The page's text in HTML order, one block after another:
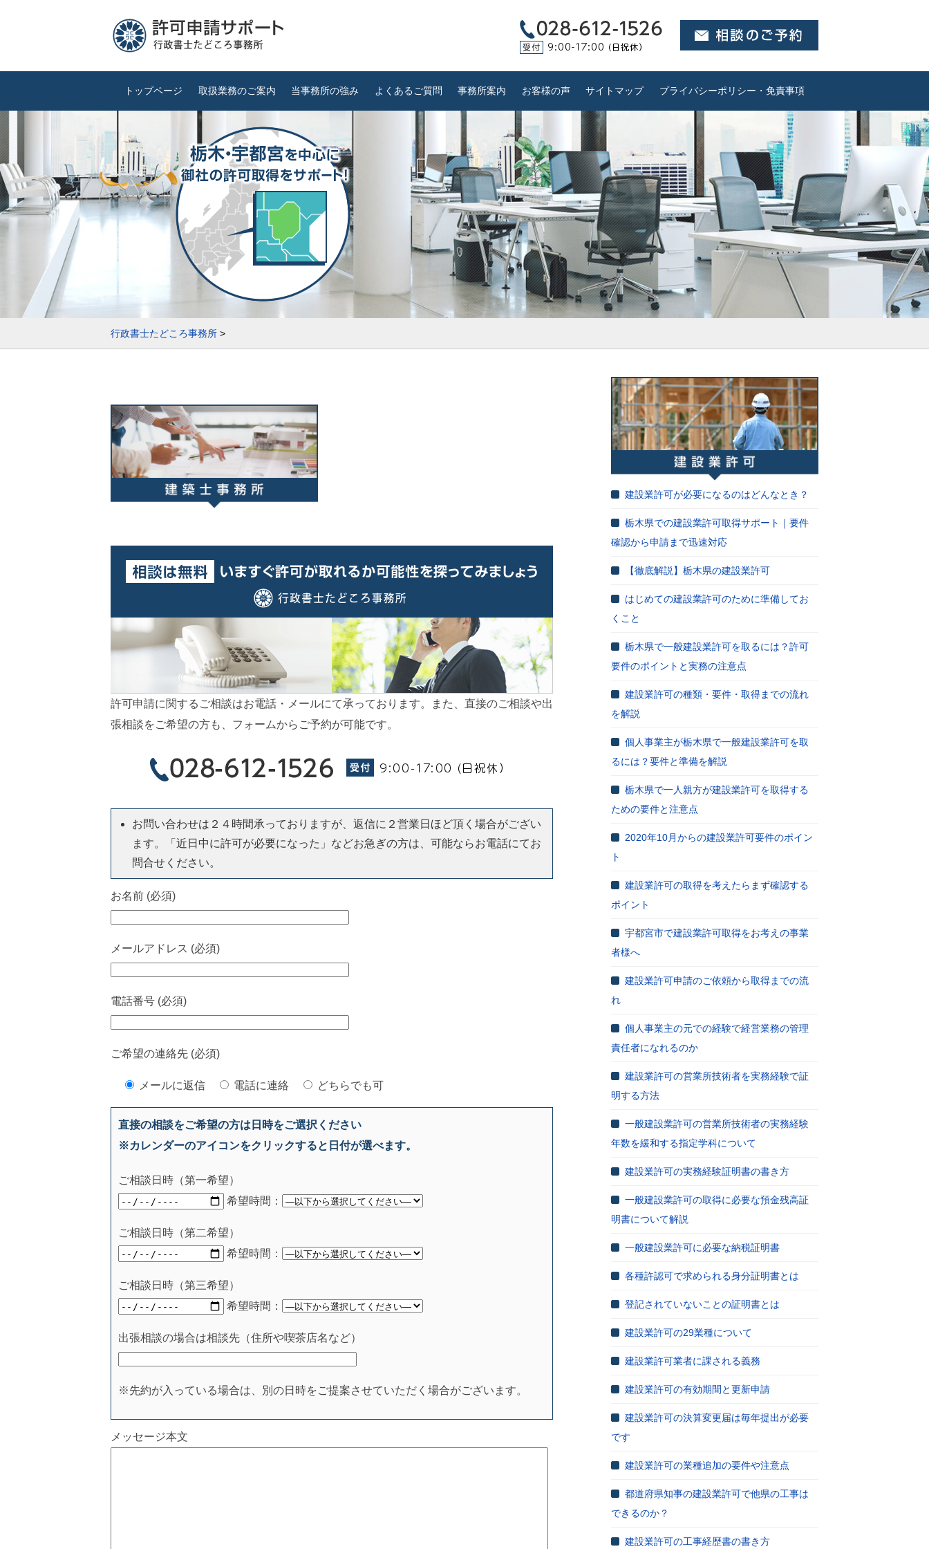
トップページ 取扱業務のご案内 当事務所の強み よくあるご質問 事務所案内 お客様の声 サイトマップ プライバシーポリシー・免責事項
行政書士たどころ事務所 >
許可申請に関するご相談はお電話・メールにて承っております。また、直接のご相談や出
張相談をご希望の方も、フォームからご予約が可能です。
お問い合わせは２４時間承っておりますが、返信に２営業日ほど頂く場合がござい
ます。「近日中に許可が必要になった」などお急ぎの方は、可能ならお電話にてお
問合せください。
お名前 (必須)
メールアドレス (必須)
電話番号 (必須)
ご希望の連絡先 (必須)
メールに返信 電話に連絡 どちらでも可
直接の相談をご希望の方は日時をご選択ください
※カレンダーのアイコンをクリックすると日付が選べます。
ご相談日時（第一希望）
希望時間：
ご相談日時（第二希望）
希望時間：
ご相談日時（第三希望）
希望時間：
出張相談の場合は相談先（住所や喫茶店名など）
※先約が入っている場合は、別の日時をご提案させていただく場合がございます。
メッセージ本文
建設業許可が必要になるのはどんなとき？
栃木県での建設業許可取得サポート｜要件
確認から申請まで迅速対応
【徹底解説】栃木県の建設業許可
はじめての建設業許可のために準備してお
くこと
栃木県で一般建設業許可を取るには？許可
要件のポイントと実務の注意点
建設業許可の種類・要件・取得までの流れ
を解説
個人事業主が栃木県で一般建設業許可を取
るには？要件と準備を解説
栃木県で一人親方が建設業許可を取得する
ための要件と注意点
2020年10月からの建設業許可要件のポイン
ト
建設業許可の取得を考えたらまず確認する
ポイント
宇都宮市で建設業許可取得をお考えの事業
者様へ
建設業許可申請のご依頼から取得までの流
れ
個人事業主の元での経験で経営業務の管理
責任者になれるのか
建設業許可の営業所技術者を実務経験で証
明する方法
一般建設業許可の営業所技術者の実務経験
年数を緩和する指定学科について
建設業許可の実務経験証明書の書き方
一般建設業許可の取得に必要な預金残高証
明書について解説
一般建設業許可に必要な納税証明書
各種許認可で求められる身分証明書とは
登記されていないことの証明書とは
建設業許可の29業種について
建設業許可業者に課される義務
建設業許可の有効期間と更新申請
建設業許可の決算変更届は毎年提出が必要
です
建設業許可の業種追加の要件や注意点
都道府県知事の建設業許可で他県の工事は
できるのか？
建設業許可の工事経歴書の書き方